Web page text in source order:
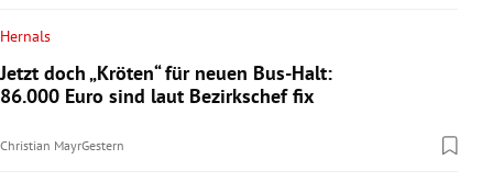
Hernals
Jetzt doch „Kröten“ für neuen Bus-Halt:
86.000 Euro sind laut Bezirkschef fix
Christian MayrGestern